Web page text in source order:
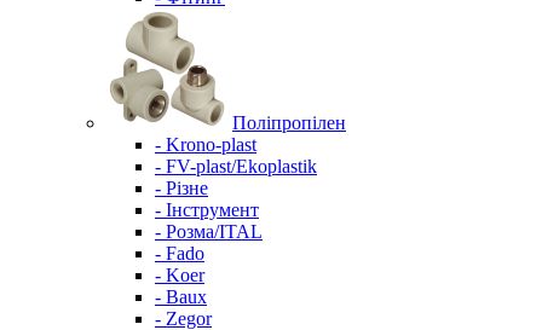
Поліпропілен
- Krono-plast
- FV-plast/Ekoplastik
- Різне
- Інструмент
- Розма/ITAL
- Fado
- Koer
- Baux
- Zegor